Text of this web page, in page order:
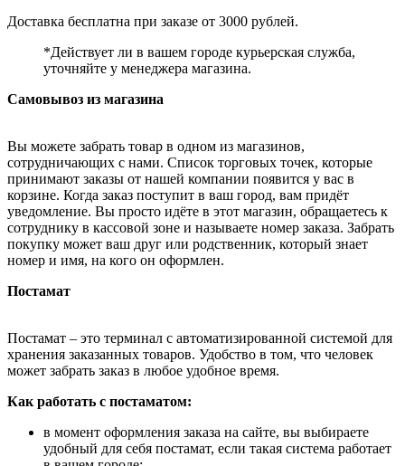
Доставка бесплатна при заказе от 3000 рублей.
*Действует ли в вашем городе курьерская служба,
уточняйте у менеджера магазина.
Самовывоз из магазина
Вы можете забрать товар в одном из магазинов,
сотрудничающих с нами. Список торговых точек, которые
принимают заказы от нашей компании появится у вас в
корзине. Когда заказ поступит в ваш город, вам придёт
уведомление. Вы просто идёте в этот магазин, обращаетесь к
сотруднику в кассовой зоне и называете номер заказа. Забрать
покупку может ваш друг или родственник, который знает
номер и имя, на кого он оформлен.
Постамат
Постамат – это терминал с автоматизированной системой для
хранения заказанных товаров. Удобство в том, что человек
может забрать заказ в любое удобное время.
Как работать с постаматом:
в момент оформления заказа на сайте, вы выбираете
удобный для себя постамат, если такая система работает